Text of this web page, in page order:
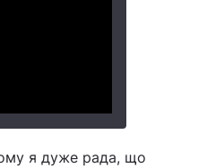
я дуже рада, що